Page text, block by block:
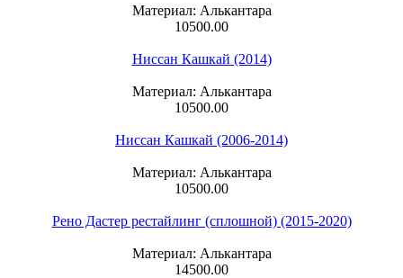
Материал: Алькантара
10500.00
Ниссан Кашкай (2014)
Материал: Алькантара
10500.00
Ниссан Кашкай (2006-2014)
Материал: Алькантара
10500.00
Рено Дастер рестайлинг (сплошной) (2015-2020)
Материал: Алькантара
14500.00